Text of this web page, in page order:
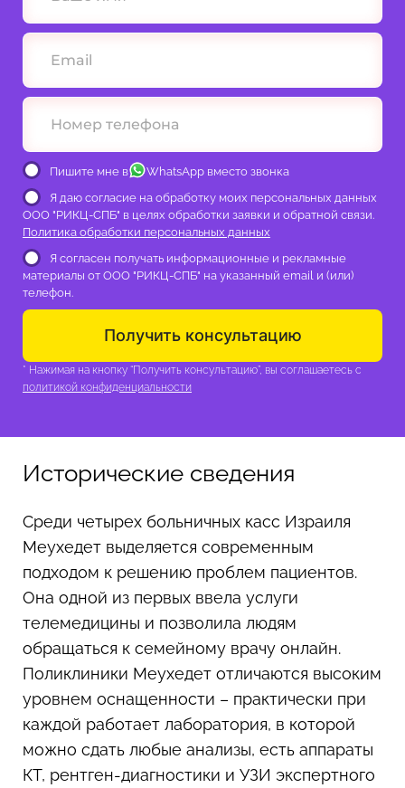
Пишите мне в
WhatsApp вместо звонка
Я даю согласие на обработку моих персональных данных
ООО "РИКЦ-СПБ" в целях обработки заявки и обратной связи.
Политика обработки персональных данных
Я согласен получать информационные и рекламные
материалы от ООО "РИКЦ-СПБ" на указанный email и (или)
телефон.
Получить консультацию
* Нажимая на кнопку “Получить консультацию”, вы соглашаетесь с
политикой конфиденциальности
Исторические сведения
Среди четырех больничных касс Израиля
Меухедет выделяется современным
подходом к решению проблем пациентов.
Она одной из первых ввела услуги
телемедицины и позволила людям
обращаться к семейному врачу онлайн.
Поликлиники Меухедет отличаются высоким
уровнем оснащенности – практически при
каждой работает лаборатория, в которой
можно сдать любые анализы, есть аппараты
КТ, рентген-диагностики и УЗИ экспертного